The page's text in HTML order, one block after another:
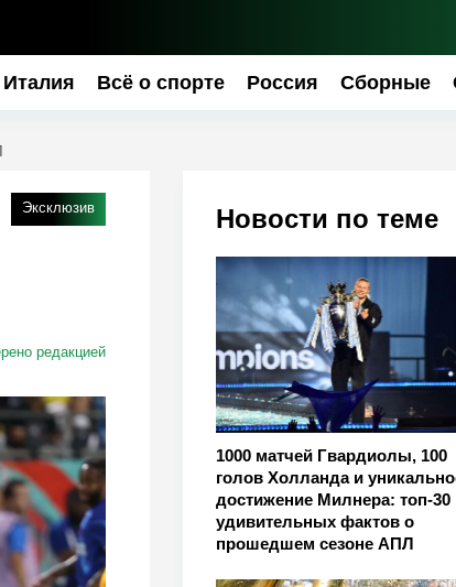
Италия Всё о спорте Россия Сборные
Новости по теме
1000 матчей Гвардиолы, 100
голов Холланда и
достижение Милнера: топ-30
удивительных фактов о
прошедшем сезоне АПЛ
Эксклюзив
редакцией